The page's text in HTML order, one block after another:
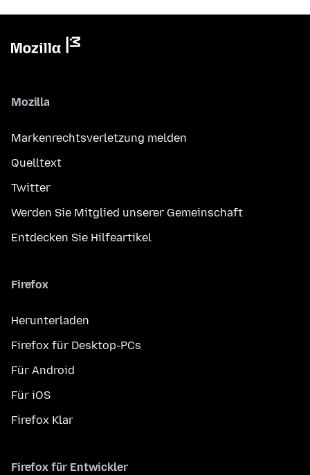
Mozilla
Markenrechtsverletzung melden
Quelltext
Twitter
Werden Sie Mitglied unserer Gemeinschaft
Entdecken Sie Hilfeartikel
Firefox
Herunterladen
Firefox für Desktop-PCs
Für Android
Für iOS
Firefox Klar
Firefox für Entwickler